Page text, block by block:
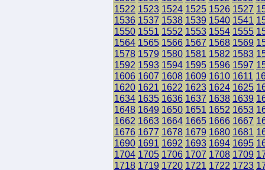
1522 1523 1524 1525 1526 1527
1536 1537 1538 1539 1540 1541
1550 1551 1552 1553 1554 1555
1564 1565 1566 1567 1568 1569
1578 1579 1580 1581 1582 1583
1592 1593 1594 1595 1596 1597
1606 1607 1608 1609 1610 1611
1620 1621 1622 1623 1624 1625
1634 1635 1636 1637 1638 1639
1648 1649 1650 1651 1652 1653
1662 1663 1664 1665 1666 1667
1676 1677 1678 1679 1680 1681
1690 1691 1692 1693 1694 1695
1704 1705 1706 1707 1708 1709
1718 1719 1720 1721 1722 1723